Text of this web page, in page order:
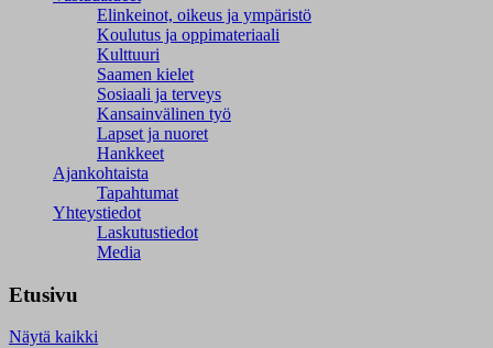
Elinkeinot, oikeus ja ympäristö
Koulutus ja oppimateriaali
Kulttuuri
Saamen kielet
Sosiaali ja terveys
Kansainvälinen työ
Lapset ja nuoret
Hankkeet
Ajankohtaista
Tapahtumat
Yhteystiedot
Laskutustiedot
Media
Etusivu
Näytä kaikki